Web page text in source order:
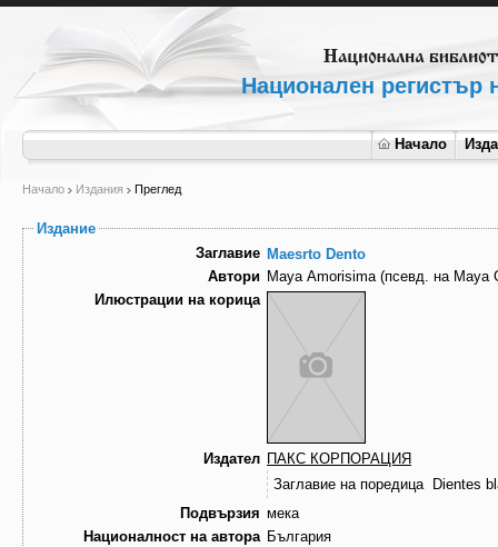
Национален регистър
Начало
Начало Издания Преглед
Издание
Заглавие Maesrto Dento
Автори Maya Amorisima (псевд. на Maya
Илюстрации на корица
Издател ПАКС КОРПОРАЦИЯ
Заглавие на поредица
Dientes
Подвързия мека
Националност на автора България